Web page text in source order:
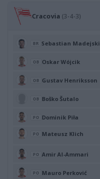
Cracovia (3-4-3)
BR Sebastian Madejski
OB Oskar Wójcik
OB Gustav Henriksson
OB Boško Šutalo
PO Dominik Piła
PO Mateusz Klich
PO Amir Al-Ammari
PO Mauro Perković